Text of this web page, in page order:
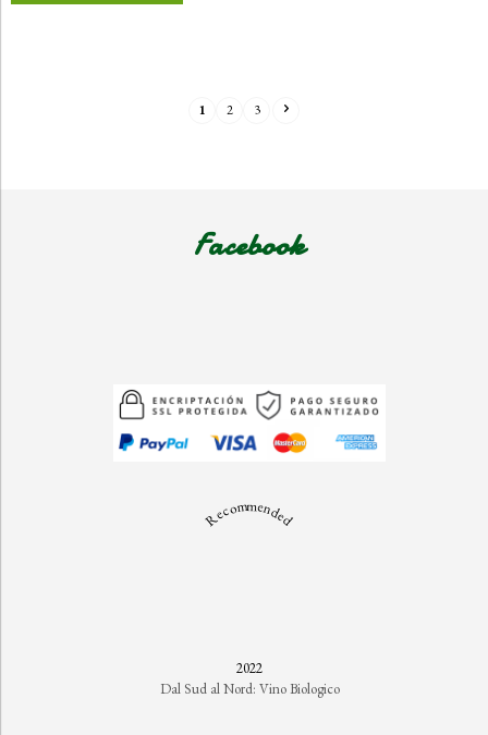
1 2 3
Facebook
Recommended
2022
Dal Sud al Nord: Vino Biologico